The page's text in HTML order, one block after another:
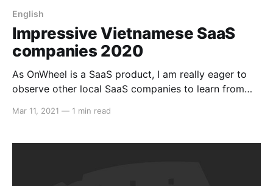
English
Impressive Vietnamese SaaS
companies 2020
As OnWheel is a SaaS product, I am really eager to
observe other local SaaS companies to learn from
The HRM/eOffice software company really impressed
lack of
Mar 11, 2021 — 1 min read